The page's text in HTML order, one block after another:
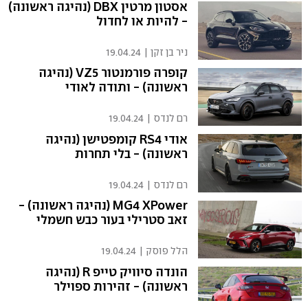
אסטון מרטין DBX (נהיגה ראשונה)
- להיות או לחדול
ניר בן זקן 19.04.24
קופרה פורמנטור VZ5 (נהיגה
ראשונה) - ותודה לאודי
רם לנדס 19.04.24
אודי RS4 קומפטישן (נהיגה
ראשונה) - בלי תחרות
רם לנדס 19.04.24
MG4 XPower (נהיגה ראשונה) -
זאב סטרילי בעור כבש חשמלי
הלל פוסק 19.04.24
הונדה סיוויק טייפ R (נהיגה
ראשונה) - זהירות ספוילר